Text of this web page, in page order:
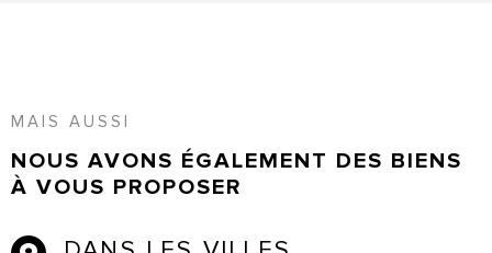
MAIS AUSSI
NOUS AVONS ÉGALEMENT DES BIENS
À VOUS PROPOSER